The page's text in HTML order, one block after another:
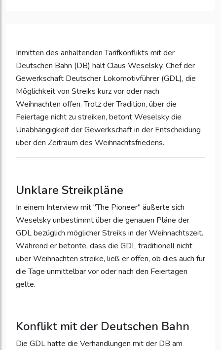
Inmitten des anhaltenden Tarifkonflikts mit der
Deutschen Bahn (DB) hält Claus Weselsky, Chef der
Gewerkschaft Deutscher Lokomotivführer (GDL), die
Möglichkeit von Streiks kurz vor oder nach
Weihnachten offen. Trotz der Tradition, über die
Feiertage nicht zu streiken, betont Weselsky die
Unabhängigkeit der Gewerkschaft in der Entscheidung
über den Zeitraum des Weihnachtsfriedens.
Unklare Streikpläne
In einem Interview mit "The Pioneer" äußerte sich
Weselsky unbestimmt über die genauen Pläne der
GDL bezüglich möglicher Streiks in der Weihnachtszeit.
Während er betonte, dass die GDL traditionell nicht
über Weihnachten streike, ließ er offen, ob dies auch für
die Tage unmittelbar vor oder nach den Feiertagen
gelte.
Konflikt mit der Deutschen Bahn
Die GDL hatte die Verhandlungen mit der DB am